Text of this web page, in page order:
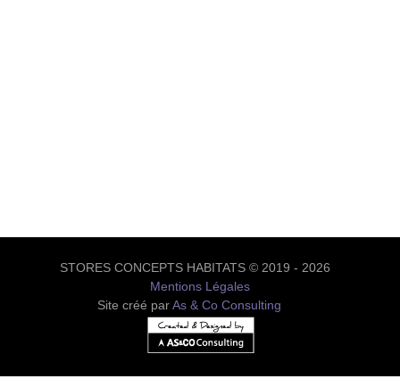
STORES CONCEPTS HABITATS © 2019 - 2026
Mentions Légales
Site créé parAs & Co Consulting